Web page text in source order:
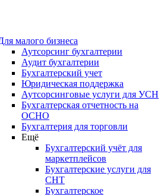
малого бизнеса
Аутсорсинг бухгалтерии
Аудит бухгалтерии
Бухгалтерский учет
Юридическая поддержка
Аутсорсинговые услуги для УСН
Бухгалтерская отчетность на
ОСНО
Бухгалтерия для торговли
Ещё
Бухгалтерский учёт для
маркетплейсов
Бухгалтерские услуги для
СНТ
Бухгалтерское